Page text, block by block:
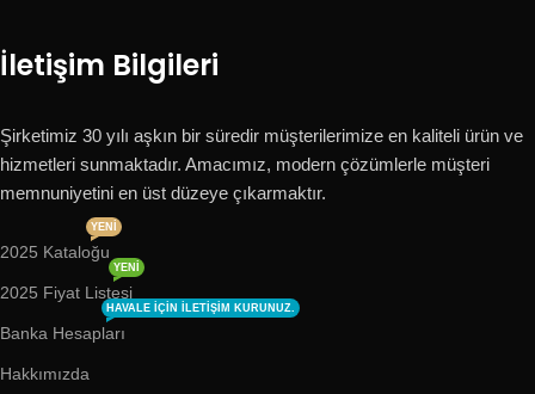
İletişim Bilgileri
Şirketimiz 30 yılı aşkın bir süredir müşterilerimize en kaliteli ürün ve
hizmetleri sunmaktadır. Amacımız, modern çözümlerle müşteri
memnuniyetini en üst düzeye çıkarmaktır.
2025 Kataloğu
YENI
2025 Fiyat Listesi
YENI
Banka Hesapları
HAVALE IÇIN ILETIŞIM KURUNUZ.
Hakkımızda